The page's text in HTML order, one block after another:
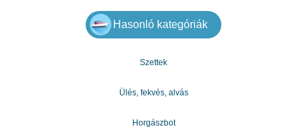
ez az összeg. Kérjük, adja meg a hitelkérelmek a
a pontos összeg, amit akarsz, valamint a dátumot.
Hasonló kategóriák
Szettek
Ülés, fekvés, alvás
Horgászbot